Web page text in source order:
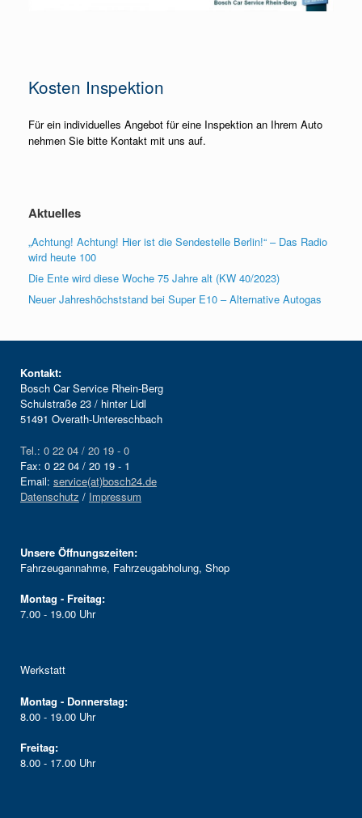
Kosten Inspektion
Für ein individuelles Angebot für eine Inspektion an Ihrem Auto
nehmen Sie bitte Kontakt mit uns auf.
Aktuelles
„Achtung! Achtung! Hier ist die Sendestelle Berlin!“ – Das Radio
wird heute 100
Die Ente wird diese Woche 75 Jahre alt (KW 40/2023)
Neuer Jahreshöchststand bei Super E10 – Alternative Autogas
Kontakt:
Bosch Car Service Rhein-Berg
Schulstraße 23 / hinter Lidl
51491 Overath-Untereschbach
Tel.: 0 22 04 / 20 19 - 0
Fax: 0 22 04 / 20 19 - 1
Email: service(at)bosch24.de
Datenschutz / Impressum
Unsere Öffnungszeiten:
Fahrzeugannahme, Fahrzeugabholung, Shop
Montag - Freitag:
7.00 - 19.00 Uhr
Werkstatt
Montag - Donnerstag:
8.00 - 19.00 Uhr
Freitag:
8.00 - 17.00 Uhr